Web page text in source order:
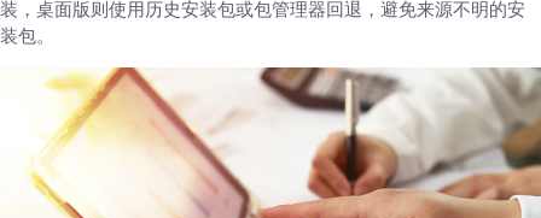
装，桌面版则使用历史安装包或包管理器回退，避免来源不明的安
装包。